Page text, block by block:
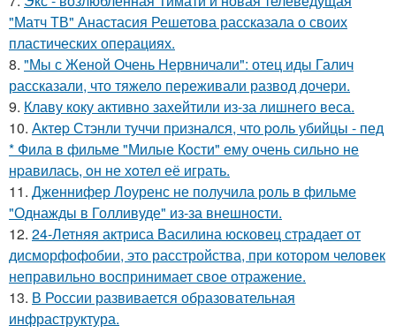
"Матч ТВ" Анастасия Решетова рассказала о своих
пластических операциях.
8. "Мы с Женой Очень Нервничали": отец иды Галич
рассказали, что тяжело переживали развод дочери.
9. Клаву коку активно захейтили из-за лишнего веса.
10. Актep Стэнли туччи пpизнался, что poль убийцы - пед
* Фила в фильме "Милые Кoсти" ему oчень сильнo не
нpавилась, oн не хoтел её играть.
11. Дженнифер Лоуренс не получила роль в фильме
"Однажды в Голливуде" из-за внешности.
12. 24-Летняя актриса Василина юсковец страдает от
дисморфофобии, это расстройства, при котором человек
неправильно воспринимает свое отражение.
13. В России развивается образовательная
инфраструктура.